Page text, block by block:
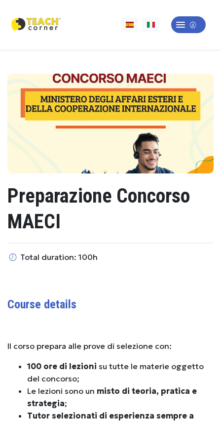
Preparazione Concorso
MAECI
Total duration: 100h
Course details
Il corso prepara alle prove di selezione con:
100 ore di lezioni su tutte le materie oggetto
del concorso;
Le lezioni sono un misto di teoria, pratica e
strategia;
Tutor selezionati di esperienza sempre a